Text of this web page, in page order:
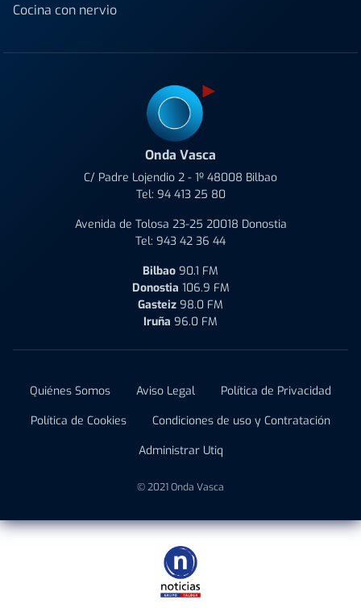
Cocina con nervio
Onda Vasca
C/ Padre Lojendio 2 - 1º 48008 Bilbao
Tel: 94 413 25 80
Avenida de Tolosa 23-25 20018 Donostia
Tel: 943 42 36 44
Bilbao 90.1 FM
Donostia 106.9 FM
Gasteiz 98.0 FM
Iruña 96.0 FM
Quiénes Somos Aviso Legal
Política de Privacidad
Política de Cookies
Condiciones de uso y Contratación
Administrar Utiq
© 2021 Onda Vasca